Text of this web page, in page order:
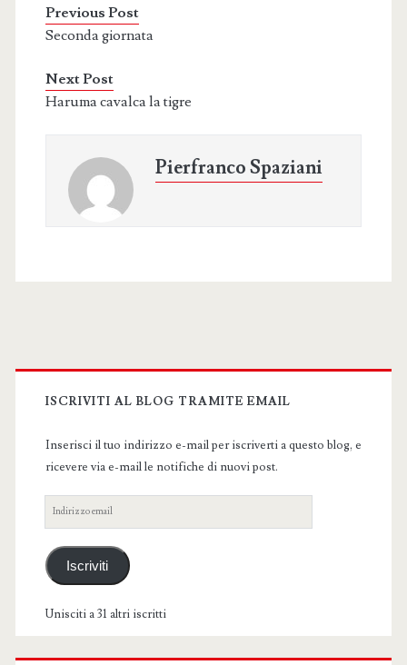
Previous Post
Seconda giornata
Next Post
Haruma cavalca la tigre
Pierfranco Spaziani
Primary
Sidebar
ISCRIVITI AL BLOG TRAMITE EMAIL
Inserisci il tuo indirizzo e-mail per iscriverti a questo blog, e
ricevere via e-mail le notifiche di nuovi post.
Indirizzo
email
Iscriviti
Unisciti a 31 altri iscritti